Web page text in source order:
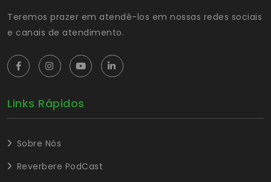
Teremos prazer em atendê-los em nossas redes sociais
e canais de atendimento.
Links Rápidos
Sobre Nós
Reverbere PodCast